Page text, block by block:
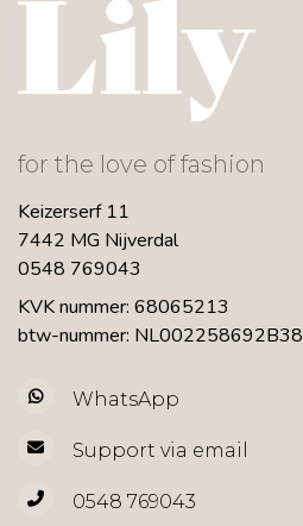
for the love of fashion
Keizerserf 11
7442 MG Nijverdal
0548 769043
KVK nummer: 68065213
btw-nummer: NL002258692B38
WhatsApp
Support via email
0548 769043